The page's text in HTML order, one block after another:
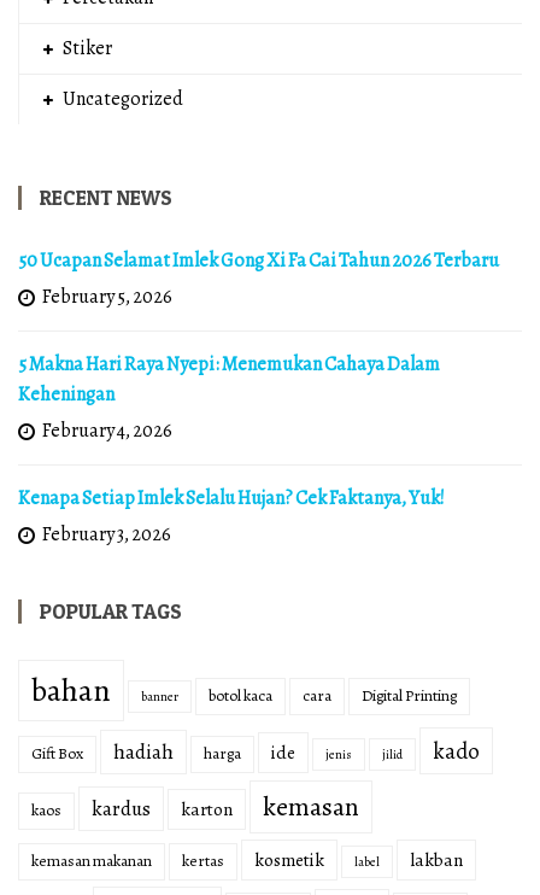
Stiker
Uncategorized
RECENT NEWS
50 Ucapan Selamat Imlek Gong Xi Fa Cai Tahun 2026 Terbaru
February 5, 2026
5 Makna Hari Raya Nyepi: Menemukan Cahaya Dalam
Keheningan
February 4, 2026
Kenapa Setiap Imlek Selalu Hujan? Cek Faktanya, Yuk!
February 3, 2026
POPULAR TAGS
bahan banner botol kaca cara Digital Printing
Gift Box hadiah harga ide jenis jilid kado
kaos kardus karton kemasan
kemasan makanan kertas kosmetik label lakban